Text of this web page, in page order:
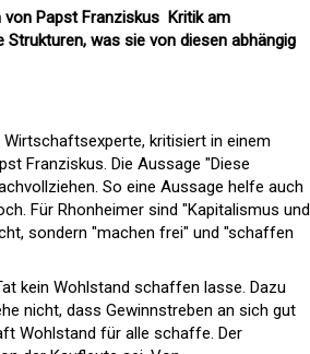
Papst Franziskus  Kritik am
was sie von diesen abhängig
kritisiert in einem
Franziskus. Die Aussage "Diese
So eine Aussage helfe auch
Für Rhonheimer sind "Kapitalismus und
sondern "machen frei" und "schaffen
kein Wohlstand schaffen lasse. Dazu
nicht, dass Gewinnstreben an sich gut
Wohlstand für alle schaffe. Der